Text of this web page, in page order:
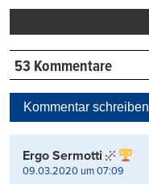
53 Kommentare
Kommentar schreiben
Ergo Sermotti
09.03.2020 um 07:09